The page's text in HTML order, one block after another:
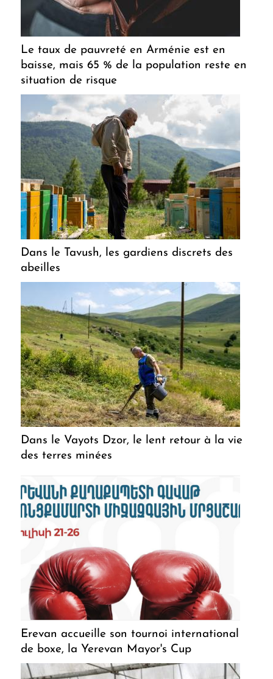
Le taux de pauvreté en Arménie est en
baisse, mais 65 % de la population reste en
situation de risque
Dans le Tavush, les gardiens discrets des
abeilles
Dans le Vayots Dzor, le lent retour à la vie
des terres minées
Erevan accueille son tournoi international
de boxe, la Yerevan Mayor's Cup